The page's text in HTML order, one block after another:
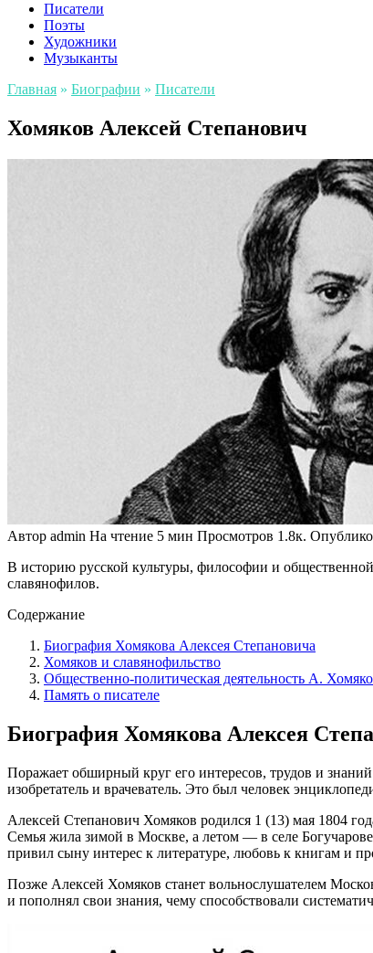
Писатели
Поэты
Художники
Музыканты
Главная » Биографии » Писатели
Хомяков Алексей Степанович
Автор admin На чтение 5 мин Просмотров 1.8к.
В историю русской культуры, философии и
славянофилов.
Содержание
Биография Хомякова Алексея Степановича
Хомяков и славянофильство
Общественно-политическая деятельность А.
Память о писателе
Биография Хомякова Алексея
Поражает обширный круг его интересов, трудов и
изобретатель и врачеватель. Это был человек
Алексей Степанович Хомяков родился 1 (13) мая 1804
Семья жила зимой в Москве, а летом — в селе
привил сыну интерес к литературе, любовь к книгам и
Позже Алексей Хомяков станет вольнослушателем
и пополнял свои знания, чему способствовали